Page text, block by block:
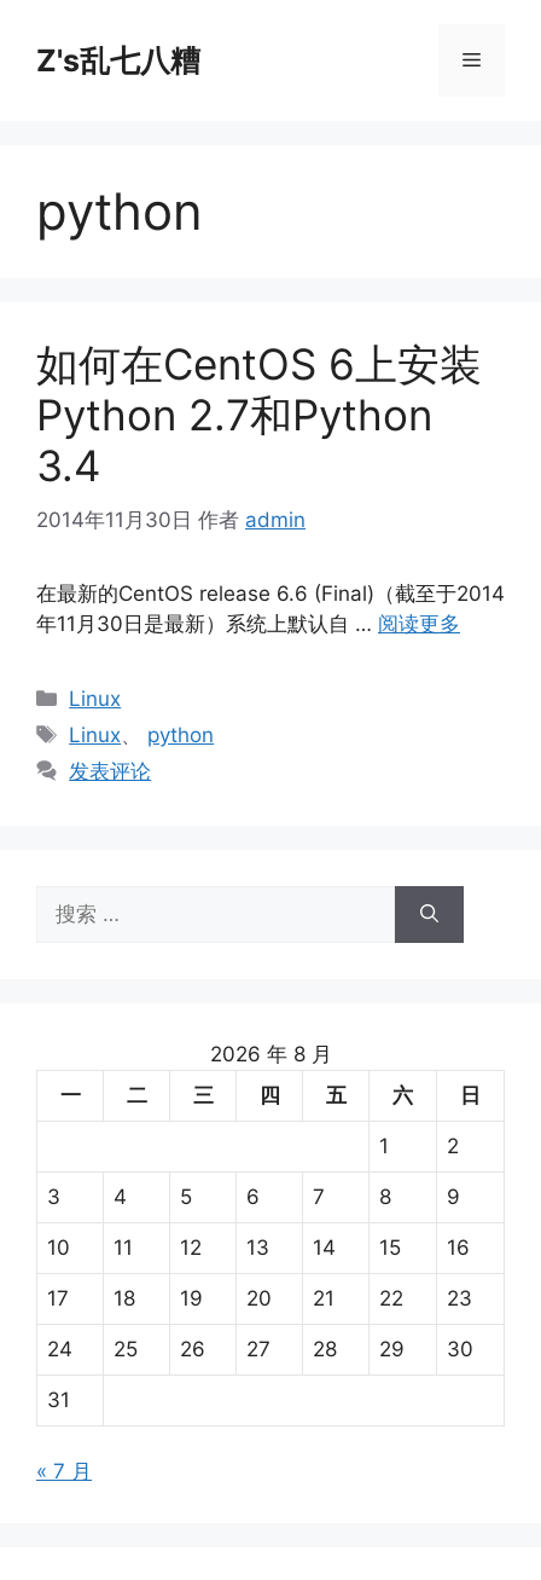
Z's乱七八糟 菜
python
如何在CentOS 6上安装
Python 2.7和Python
3.4
2014年11月30日 作者 admin
在最新的CentOS release 6.6 (Final)（截至于2014
年11月30日是最新）系统上默认自 … 阅读更多
分
类
Linux
标
签
Linux、 python
发表评论
索：
2026 年 8 月
一
二 三 四 五 六 日
1 2
3 4 5 6 7 8 9
10 11 12 13 14 15 16
17 18 19 20 21 22 23
24 25 26 27 28 29 30
31
« 7 月